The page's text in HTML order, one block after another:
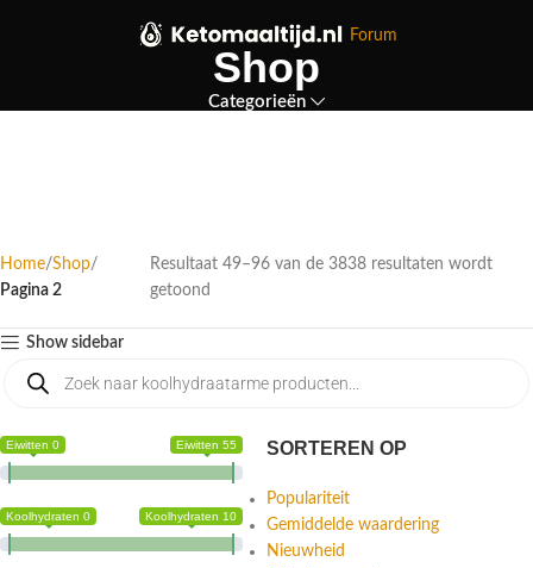
Forum
Shop
Categorieën
Home Shop
Pagina 2
Resultaat 49–96 van de 3838 resultaten wordt
getoond
Show sidebar
Eiwitten 0 Eiwitten 55
Koolhydraten 0 Koolhydraten 10
SORTEREN OP
Populariteit
Gemiddelde waardering
Nieuwheid